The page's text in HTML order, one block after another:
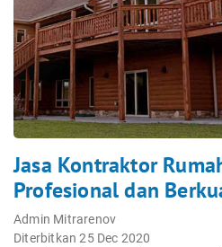
Jasa Kontraktor
Profesional dan
Admin Mitrarenov
Diterbitkan 25 Dec 2020